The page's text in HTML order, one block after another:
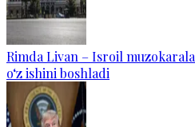
Rimda Livan – Isroil
o‘z ishini boshladi